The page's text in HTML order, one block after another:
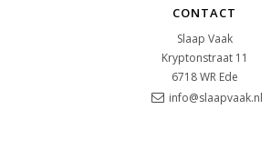
CONTACT
Slaap Vaak
Kryptonstraat 11
6718 WR Ede
info@slaapvaak.nl